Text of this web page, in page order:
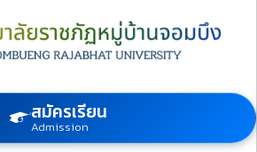
สมัครเรียน
Admission